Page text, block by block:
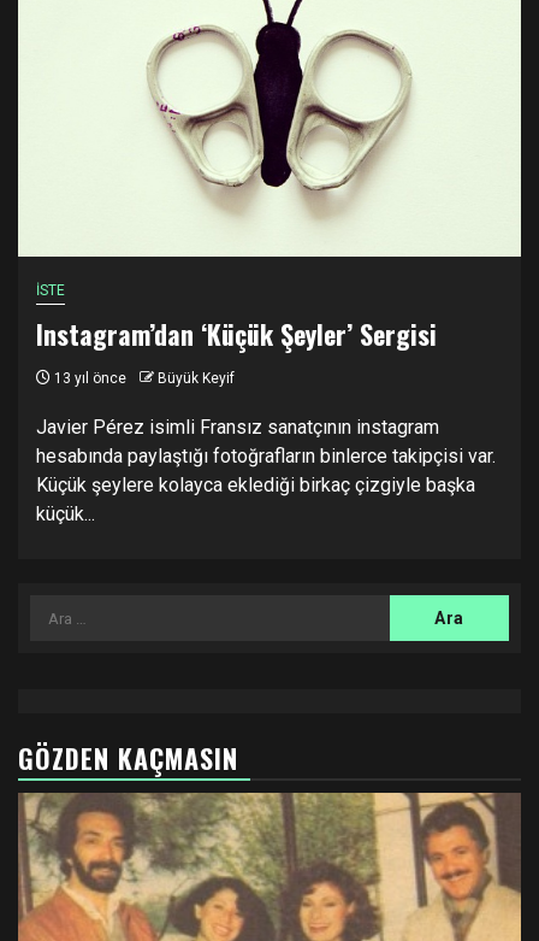
İSTE
Instagram’dan ‘Küçük Şeyler’ Sergisi
13 yıl önce Büyük Keyif
Javier Pérez isimli Fransız sanatçının instagram
hesabında paylaştığı fotoğrafların binlerce takipçisi var.
Küçük şeylere kolayca eklediği birkaç çizgiyle başka
küçük...
Arama:
GÖZDEN KAÇMASIN